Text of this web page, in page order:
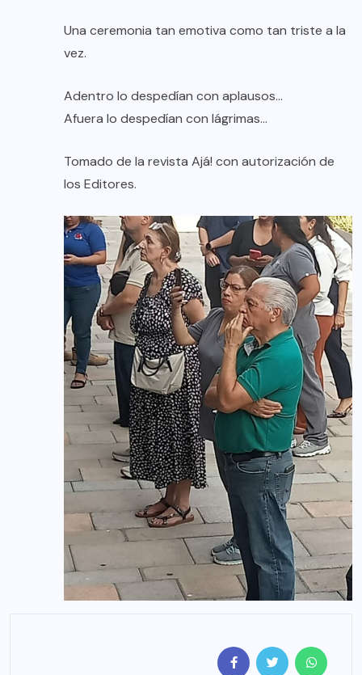
Una ceremonia tan emotiva como tan triste a la
vez.
Adentro lo despedían con aplausos…
Afuera lo despedían con lágrimas…
Tomado de la revista Ajá! con autorización de
los Editores.